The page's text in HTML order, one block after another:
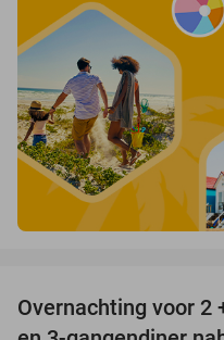
Overnachting voor 2